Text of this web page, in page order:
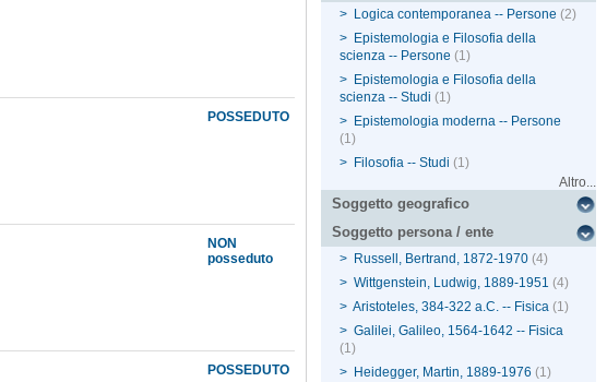
POSSEDUTO
NON
posseduto
POSSEDUTO
> Logica contemporanea -- Persone (2)
> Epistemologia e Filosofia della
scienza -- Persone (1)
> Epistemologia e Filosofia della
scienza -- Studi (1)
> Epistemologia moderna -- Persone
(1)
> Filosofia -- Studi (1)
Altro...
Soggetto geografico
Soggetto persona / ente
> Russell, Bertrand, 1872-1970 (4)
> Wittgenstein, Ludwig, 1889-1951 (4)
> Aristoteles, 384-322 a.C. -- Fisica (1)
> Galilei, Galileo, 1564-1642 -- Fisica
(1)
> Heidegger, Martin, 1889-1976 (1)